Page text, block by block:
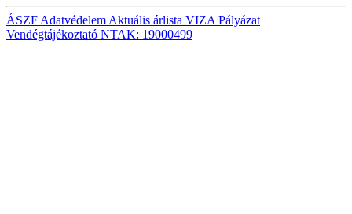
ÁSZF Adatvédelem Aktuális árlista VIZA Pályázat
Vendégtájékoztató NTAK: 19000499